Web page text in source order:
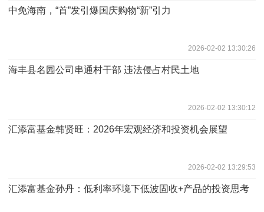
中免海南，“首”发引爆国庆购物“新”引力
2026-02-02 13:30:26
海丰县名园公司串通村干部 违法侵占村民土地
2026-02-02 13:30:12
汇添富基金韩贤旺：2026年宏观经济和投资机会展望
2026-02-02 13:29:53
汇添富基金孙丹：低利率环境下低波固收+产品的投资思考